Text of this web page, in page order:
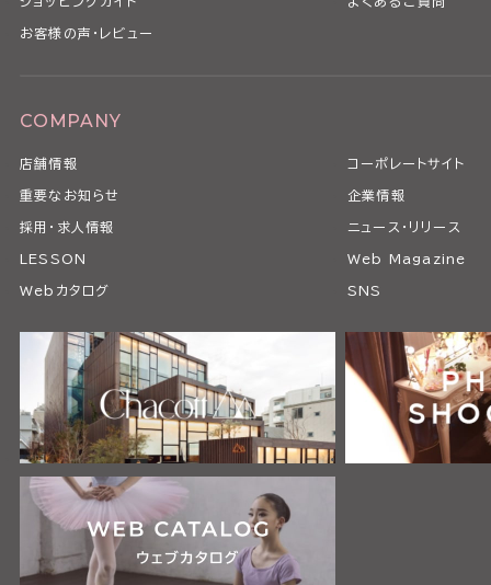
お客様の声・レビュー
COMPANY
店舗情報 コーポレートサイト
重要なお知らせ 企業情報
採用・求人情報 ニュース・リリース
LESSON Web Magazine
Webカタログ SNS